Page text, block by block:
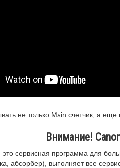
не только Main счетчик, а еще
Внимание!
это сервисная программа для
абсорбер), выполняет все